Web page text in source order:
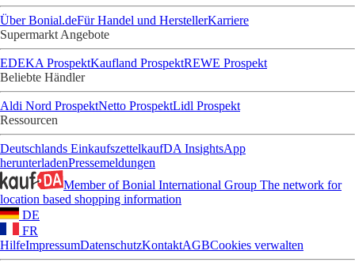
Über Bonial.deFür Handel und HerstellerKarriere
Supermarkt Angebote
EDEKA ProspektKaufland ProspektREWE Prospekt
Beliebte Händler
Aldi Nord ProspektNetto ProspektLidl Prospekt
Ressourcen
Deutschlands EinkaufszettelkaufDA InsightsApp
herunterladenPressemeldungen
Member of Bonial International Group The network for
location based shopping information
DE
FR
HilfeImpressumDatenschutzKontaktAGBCookies verwalten